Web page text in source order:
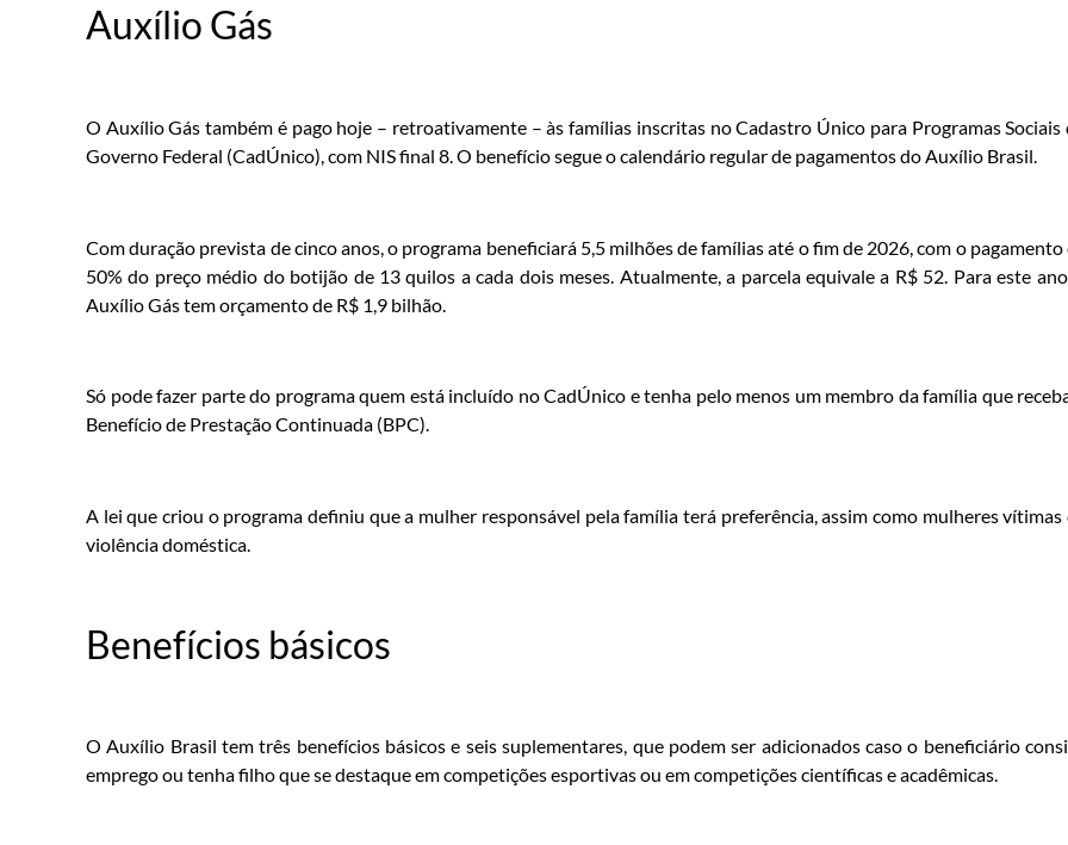
Auxílio Gás
O Auxílio Gás também é pago hoje – retroativamente – às famílias inscritas no Cadastro Único para Programas Sociais
Governo Federal (CadÚnico), com NIS final 8. O benefício segue o calendário regular de pagamentos do Auxílio Brasil.
Com duração prevista de cinco anos, o programa beneficiará 5,5 milhões de famílias até o fim de 2026, com o pagamento
50% do preço médio do botijão de 13 quilos a cada dois meses. Atualmente, a parcela equivale a R$ 52. Para este
Auxílio Gás tem orçamento de R$ 1,9 bilhão.
Só pode fazer parte do programa quem está incluído no CadÚnico e tenha pelo menos um membro da família que
Benefício de Prestação Continuada (BPC).
A lei que criou o programa definiu que a mulher responsável pela família terá preferência, assim como mulheres vítimas
violência doméstica.
Benefícios básicos
O Auxílio Brasil tem três benefícios básicos e seis suplementares, que podem ser adicionados caso o beneficiário
emprego ou tenha filho que se destaque em competições esportivas ou em competições científicas e acadêmicas.